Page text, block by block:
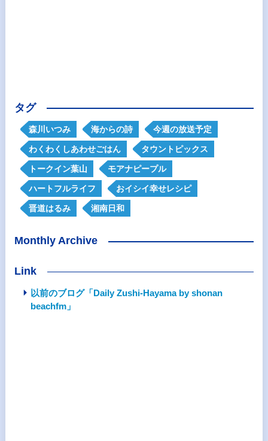
タグ
森川いつみ 海からの詩 今週の放送予定
わくわくしあわせごはん タウントピックス
トークイン葉山 モアナピープル
ハートフルライフ おイシイ幸せレシピ
晋道はるみ 湘南日和
Monthly Archive
Link
以前のブログ「Daily Zushi-Hayama by shonan
beachfm」